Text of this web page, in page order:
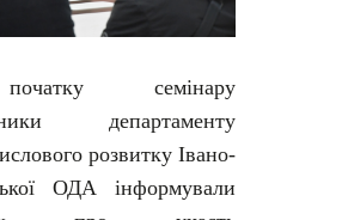
семінару
департаменту
розвитку Івано-
ОДА інформували